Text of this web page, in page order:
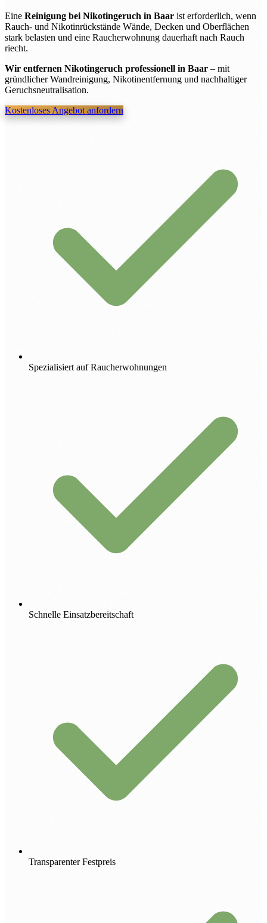
Eine Reinigung bei Nikotingeruch in Baar ist erforderlich, wenn
Rauch- und Nikotinrückstände Wände, Decken und Oberflächen
stark belasten und eine Raucherwohnung dauerhaft nach Rauch
riecht.
Wir entfernen Nikotingeruch professionell in Baar– mit
gründlicher Wandreinigung, Nikotinentfernung und nachhaltiger
Geruchsneutralisation.
Kostenloses Angebot anfordern
Spezialisiert auf Raucherwohnungen
Schnelle Einsatzbereitschaft
Transparenter Festpreis